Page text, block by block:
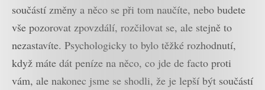
součástí změny a něco se při tom naučíte, nebo budete
vše pozorovat zpovzdálí, rozčilovat se, ale stejně to
nezastavíte. Psychologicky to bylo těžké rozhodnutí,
když máte dát peníze na něco, co jde de facto proti
vám, ale nakonec jsme se shodli, že je lepší být součástí